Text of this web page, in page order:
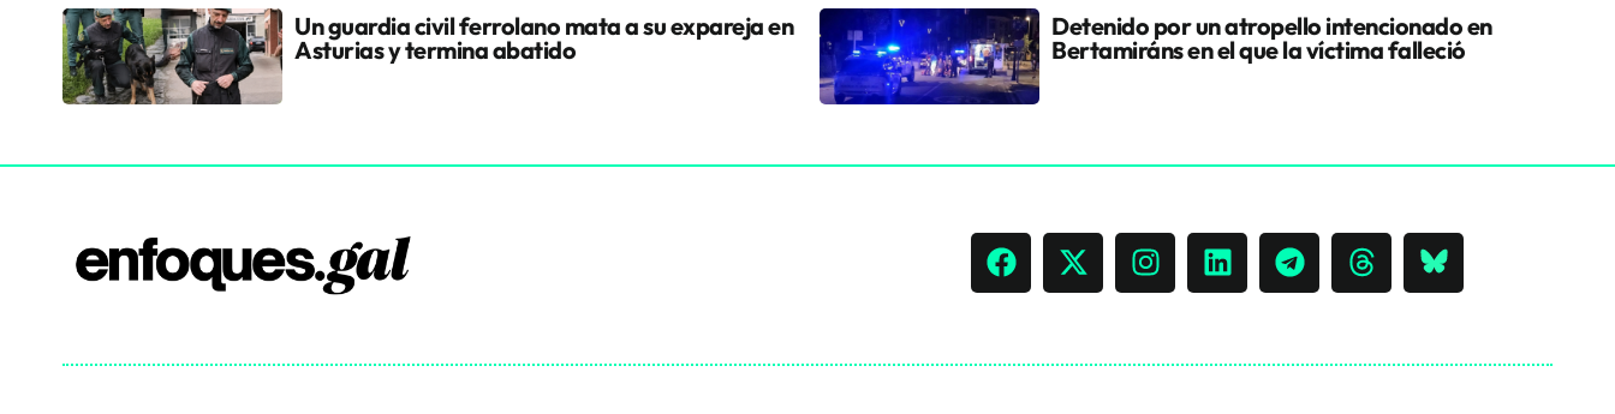
Un guardia civil ferrolano mata a su expareja en
Asturias y termina abatido
Detenido por un atropello intencionado en
Bertamiráns en el que la víctima falleció